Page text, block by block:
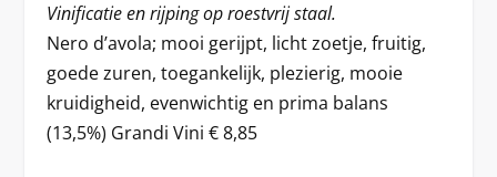
Vinificatie en rijping op roestvrij staal.
Nero d’avola; mooi gerijpt, licht zoetje, fruitig,
goede zuren, toegankelijk, plezierig, mooie
kruidigheid, evenwichtig en prima balans
(13,5%) Grandi Vini € 8,85